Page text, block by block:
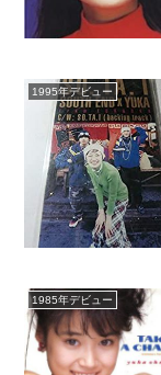
1995年デビュー
1985年デビュー